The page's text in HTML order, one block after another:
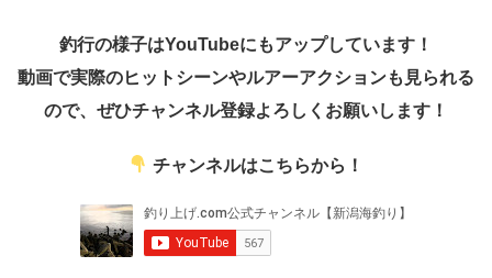
釣行の様子はYouTubeにもアップしています！
動画で実際のヒットシーンやルアーアクションも見られる
ので、ぜひチャンネル登録よろしくお願いします！
チャンネルはこちらから！